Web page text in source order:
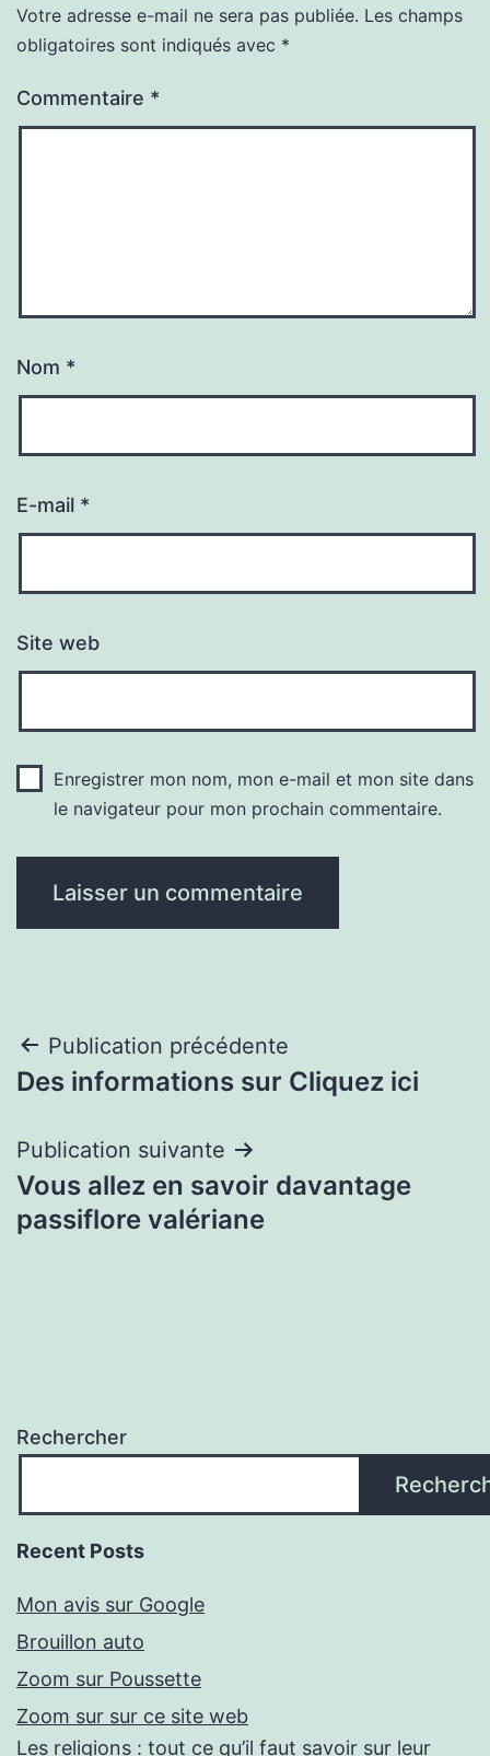
Votre adresse e-mail ne sera pas publiée. Les champs
obligatoires sont indiqués avec *
Commentaire *
Nom *
E-mail *
Site web
Enregistrer mon nom, mon e-mail et mon site dans
le navigateur pour mon prochain commentaire.
Navigation
de
l’article
Publication précédente
Des informations sur Cliquez ici
Publication suivante
Vous allez en savoir davantage
passiflore valériane
Rechercher
Recent Posts
Mon avis sur Google
Brouillon auto
Zoom sur Poussette
Zoom sur sur ce site web
Les religions : tout ce qu’il faut savoir sur leur